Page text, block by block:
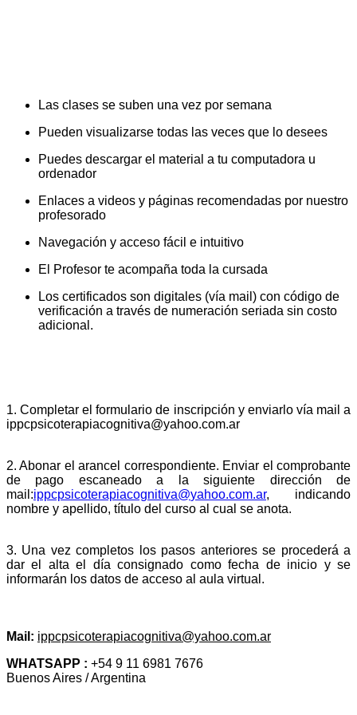
Las clases se suben una vez por semana
Pueden visualizarse todas las veces que lo desees
Puedes descargar el material a tu computadora u
ordenador
Enlaces a videos y páginas recomendadas por nuestro
profesorado
Navegación y acceso fácil e intuitivo
El Profesor te acompaña toda la cursada
Los certificados son digitales (vía mail) con código de
verificación a través de numeración seriada sin costo
adicional.
1. Completar el formulario de inscripción y enviarlo vía mail a
ippcpsicoterapiacognitiva@yahoo.com.ar
2. Abonar el arancel correspondiente. Enviar el comprobante
de pago escaneado a la siguiente dirección de
mail:ippcpsicoterapiacognitiva@yahoo.com.ar, indicando
nombre y apellido, título del curso al cual se anota.
3. Una vez completos los pasos anteriores se procederá a
dar el alta el día consignado como fecha de inicio y se
informarán los datos de acceso al aula virtual.
Mail: ippcpsicoterapiacognitiva@yahoo.com.ar
WHATSAPP : +54 9 11 6981 7676
Buenos Aires / Argentina